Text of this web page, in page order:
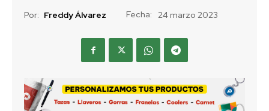
Por: Freddy Álvarez Fecha: 24 marzo 2023